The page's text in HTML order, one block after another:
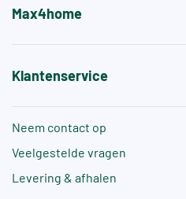
Max4home
Klantenservice
Neem contact op
Veelgestelde vragen
Levering & afhalen